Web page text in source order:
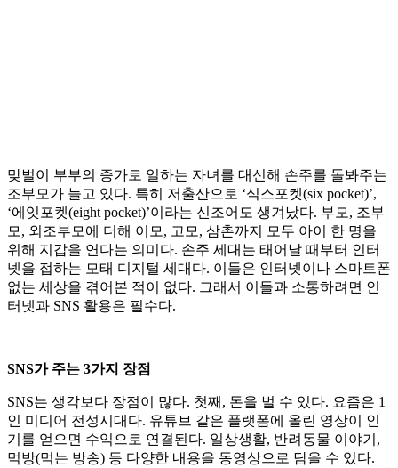
맞벌이 부부의 증가로 일하는 자녀를 대신해 손주를 돌봐주는
조부모가 늘고 있다. 특히 저출산으로 ‘식스포켓(six pocket)’,
‘에잇포켓(eight pocket)’이라는 신조어도 생겨났다. 부모, 조부
모, 외조부모에 더해 이모, 고모, 삼촌까지 모두 아이 한 명을
위해 지갑을 연다는 의미다. 손주 세대는 태어날 때부터 인터
넷을 접하는 모태 디지털 세대다. 이들은 인터넷이나 스마트폰
없는 세상을 겪어본 적이 없다. 그래서 이들과 소통하려면 인
터넷과 SNS 활용은 필수다.
SNS가 주는 3가지 장점
SNS는 생각보다 장점이 많다. 첫째, 돈을 벌 수 있다. 요즘은 1
인 미디어 전성시대다. 유튜브 같은 플랫폼에 올린 영상이 인
기를 얻으면 수익으로 연결된다. 일상생활, 반려동물 이야기,
먹방(먹는 방송) 등 다양한 내용을 동영상으로 담을 수 있다.